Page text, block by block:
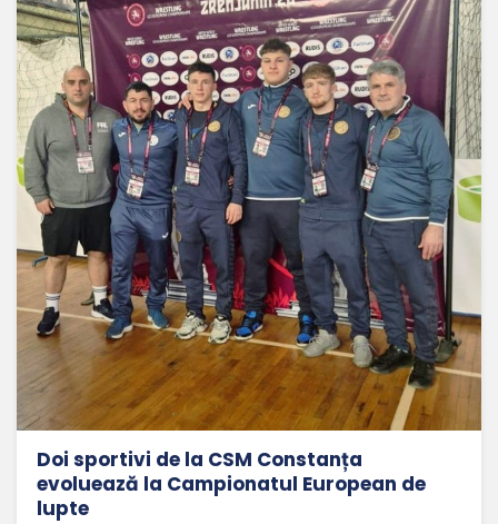
Doi sportivi de la CSM Constanța
evoluează la Campionatul European de
lupte